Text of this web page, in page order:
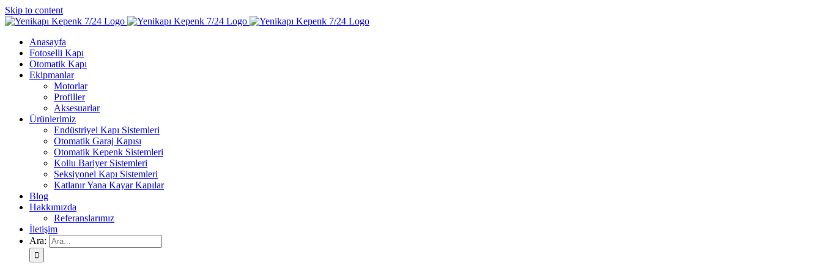
Skip to content
Anasayfa
Fotoselli Kapı
Otomatik Kapı
Ekipmanlar
Motorlar
Profiller
Aksesuarlar
Ürünlerimiz
Endüstriyel Kapı Sistemleri
Otomatik Garaj Kapısı
Otomatik Kepenk Sistemleri
Kollu Bariyer Sistemleri
Seksiyonel Kapı Sistemleri
Katlanır Yana Kayar Kapılar
Blog
Hakkımızda
Referanslarımız
İletişim
Ara: